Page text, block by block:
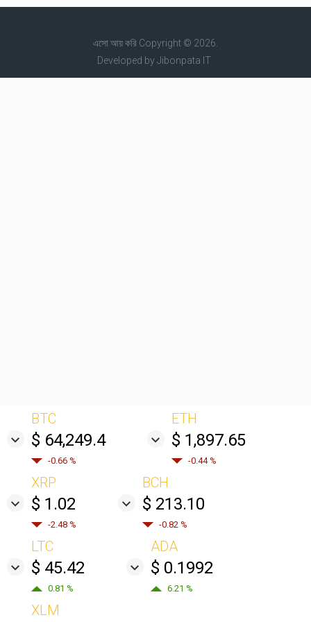
এসো আয় করিCopyright © 2026.
Developed byJibonpata IT
BTC
$ 64,249.4
-0.66 %
ETH
$ 1,897.65
-0.44 %
XRP
$ 1.02
-2.48 %
BCH
$ 213.10
-0.82 %
LTC
$ 45.42
0.81 %
ADA
$ 0.1992
6.21 %
XLM